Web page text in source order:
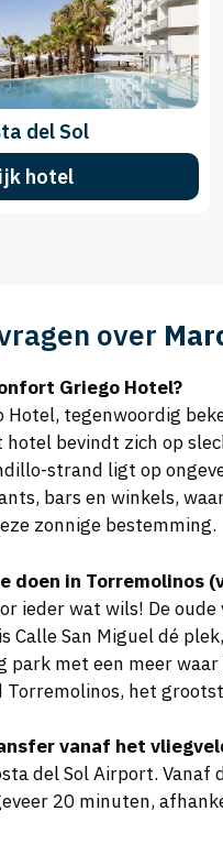
del Sol
hotel
over
Griego Hotel?
tegenwoordig
hotel bevindt zich op
strand ligt op
bars en winkels,
zonnige bestemming.
doen in Torremolinos
ieder wat wils! De
Calle San Miguel dé
park met een meer
het
vanaf het
del Sol Airport.
20 minuten,